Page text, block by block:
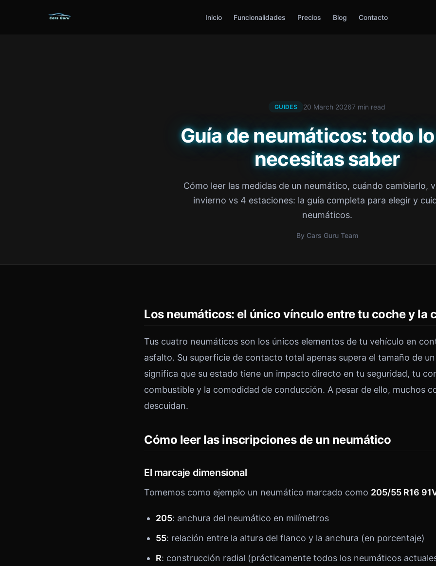
Inicio Funcionalidades Precios Blog Contacto
GUIDES 20 March 20267 min read
Guía de neumáticos: todo
necesitas saber
Cómo leer las medidas de un neumático, cuándo cambiarlo,
invierno vs 4 estaciones: la guía completa para elegir y
neumáticos.
By Cars Guru Team
Los neumáticos: el único vínculo entre tu coche y la
Tus cuatro neumáticos son los únicos elementos de tu vehículo en
asfalto. Su superficie de contacto total apenas supera el tamaño de
significa que su estado tiene un impacto directo en tu seguridad, tu
combustible y la comodidad de conducción. A pesar de ello, muchos
descuidan.
Cómo leer las inscripciones de un neumático
El marcaje dimensional
Tomemos como ejemplo un neumático marcado como 205/55 R16
205: anchura del neumático en milímetros
55: relación entre la altura del flanco y la anchura (en porcentaje)
R: construcción radial (prácticamente todos los neumáticos